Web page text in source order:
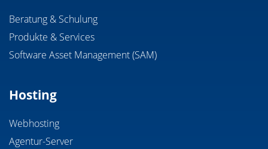
Beratung & Schulung
Produkte & Services
Software Asset Management (SAM)
Hosting
Webhosting
Agentur-Server